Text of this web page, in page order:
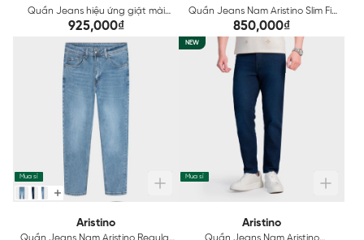
Quần Jeans hiệu ứng giặt mài
Nam Aristino AJN0170Z
925,000₫
Quần Jeans Nam Aristino Slim Fit
AJN0070Z
850,000₫
Mua sỉ
Aristino
NEW
Mua sỉ
Aristino